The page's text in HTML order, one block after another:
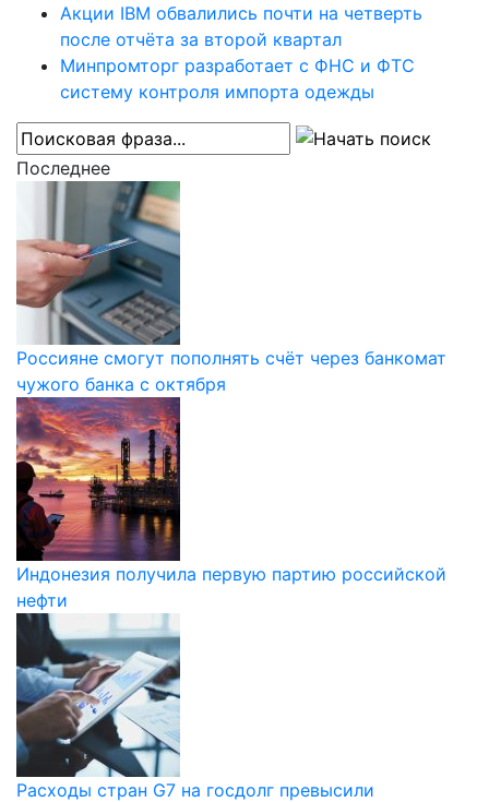
Акции IBM обвалились почти на четверть
после отчёта за второй квартал
Минпромторг разработает с ФНС и ФТС
систему контроля импорта одежды
Последнее
Россияне смогут пополнять счёт через банкомат
чужого банка с октября
Индонезия получила первую партию российской
нефти
Расходы стран G7 на госдолг превысили